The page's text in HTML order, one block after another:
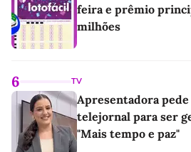
feira e prêmio
milhões
6 TV
Apresentadora pede
telejornal para ser
"Mais tempo e paz"